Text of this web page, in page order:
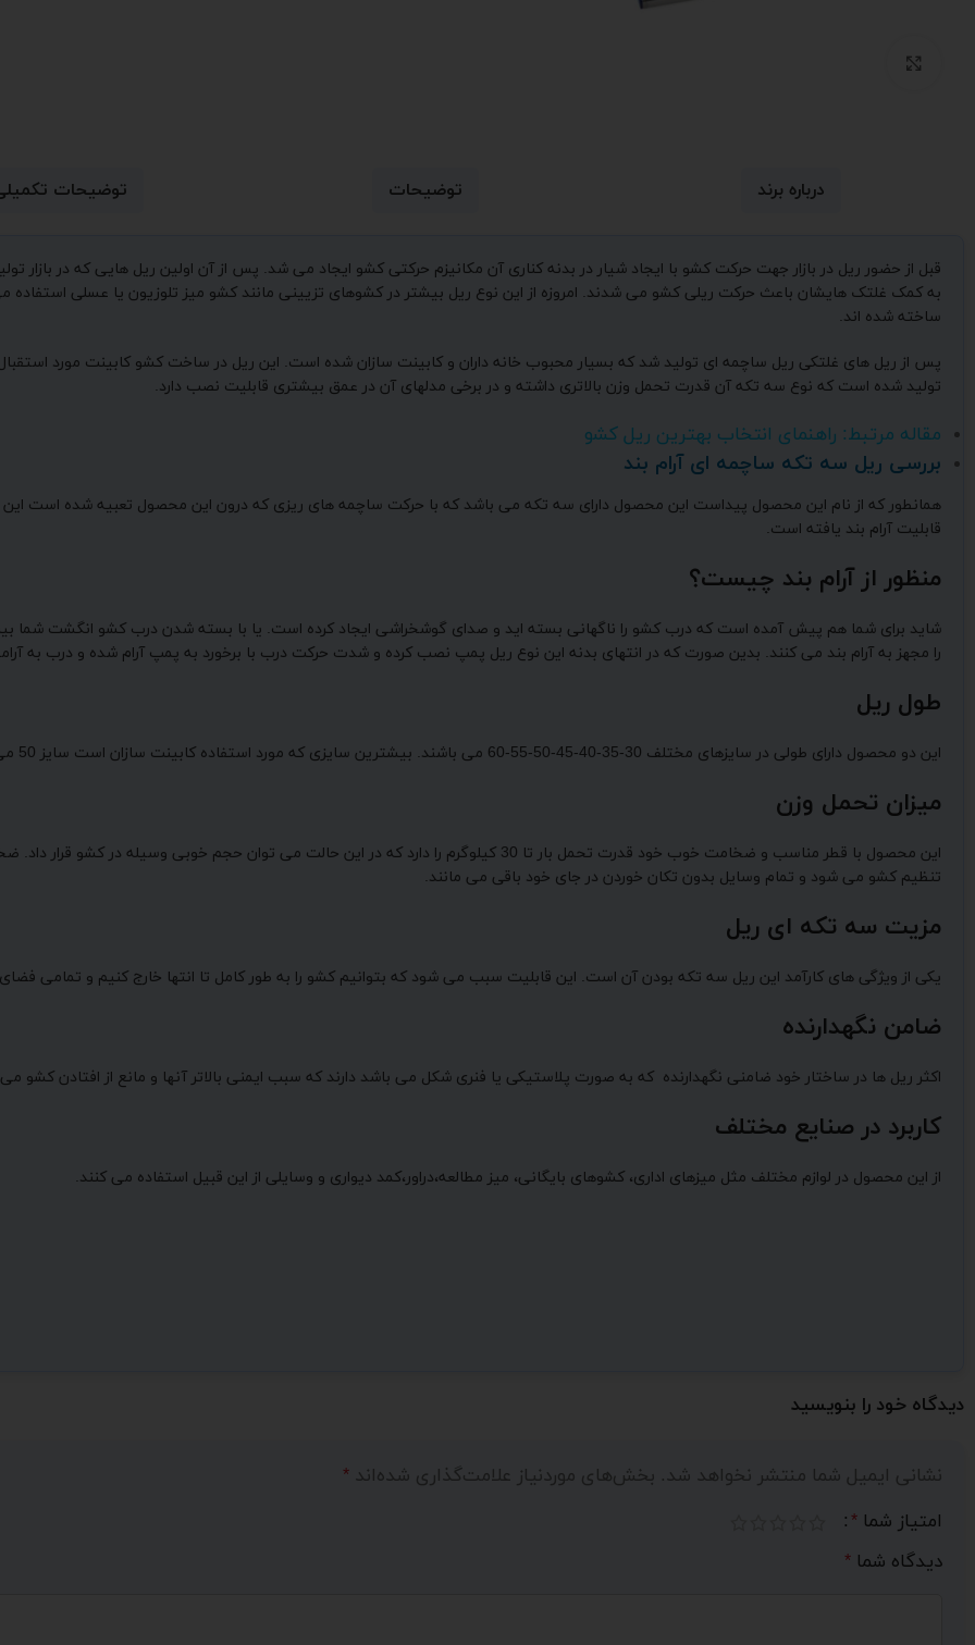
توضیحات توضیحات درباره برند
قبل از حضور ریل در بازار جهت حرکت کشو با ایجاد شیار در بدنه کناری آن مکانیزم حرکتی کشو ایجاد می شد. پس از آن اولین ریل هایی که در
به کمک غلتک هایشان باعث حرکت ریلی کشو می شدند. امروزه از این نوع ریل بیشتر در کشوهای تزیینی مانند کشو میز تلوزیون یا عسلی استفاده می
ساخته شده اند.
پس از ریل های غلتکی ریل ساچمه ای تولید شد که بسیار محبوب خانه داران و کابینت سازان شده است. این ریل در ساخت کشو کابینت مورد
تولید شده است که نوع سه تکه آن قدرت تحمل وزن بالاتری داشته و در برخی مدلهای آن در عمق بیشتری قابلیت نصب دارد.
مقاله مرتبط: راهنمای انتخاب بهترین ریل کشو
بررسی ریل سه تکه ساچمه ای آرام بند
همانطور که از نام این محصول پیداست این محصول دارای سه تکه می باشد که با حرکت ساچمه های ریزی که درون این محصول تعبیه شده است این
قابلیت آرام بند یافته است.
منظور از آرام بند چیست؟
شاید برای شما هم پیش آمده است که درب کشو را ناگهانی بسته اید و صدای گوشخراشی ایجاد کرده است. یا با بسته شدن درب کشو انگشت شما
را مجهز به آرام بند می کنند. بدین صورت که در انتهای بدنه این نوع ریل پمپ نصب کرده و شدت حرکت درب با برخورد به پمپ آرام شده و درب به
طول ریل
این دو محصول دارای طولی در سایزهای مختلف 30-35-40-45-50-55-60 می باشند. بیشترین سایزی که مورد استفاده کابینت سازان است سایز 50 می باشد چرا که اکثر کابینت ها عمقی 50 سانتی دارند.
میزان تحمل وزن
این محصول با قطر مناسب و ضخامت خوب خود قدرت تحمل بار تا 30 کیلوگرم را دارد که در این حالت می توان
تنظیم کشو می شود و تمام وسایل بدون تکان خوردن در جای خود باقی می مانند.
مزیت سه تکه ای ریل
یکی از ویژگی های کارآمد این ریل سه تکه بودن آن است. این قابلیت سبب می شود که بتوانیم کشو را به طور کامل تا انتها خارج کنیم و تمامی
ضامن نگهدارنده
اکثر ریل ها در ساختار خود ضامنی نگهدارنده که به صورت پلاستیکی یا فنری شکل می باشد دارند که سبب ایمنی بالاتر آنها و مانع از افتادن کشو
کاربرد در صنایع مختلف
از این محصول در لوازم مختلف مثل میزهای اداری، کشوهای بایگانی، میز مطالعه،دراور،کمد دیواری و وسایلی از این قبیل استفاده می کنند.
دیدگاه خود را بنویسید
نشانی ایمیل شما منتشر نخواهد شد. بخش‌های موردنیاز علامت‌گذاری شده‌اند *
امتیاز شما *
دیدگاه شما *